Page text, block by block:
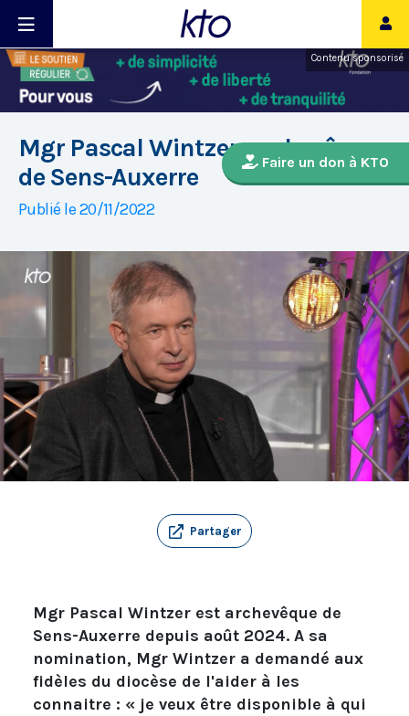
Contenu sponsorisé
Faire un don à KTO
Mgr Pascal Wintzer, archevêque
de Sens-Auxerre
Publié le 20/11/2022
Partager
Mgr Pascal Wintzer est archevêque de
Sens-Auxerre depuis août 2024. A sa
nomination, Mgr Wintzer a demandé aux
fidèles du diocèse de l'aider à les
connaitre : « je veux être disponible à qui